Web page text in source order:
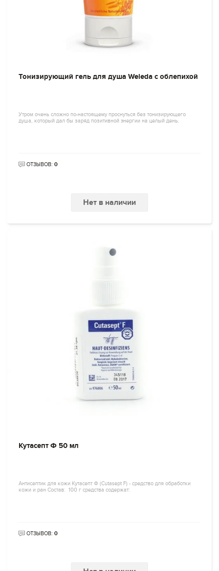
Тонизирующий гель для душа Weleda с облепихой
Утром очень сложно по-настоящему проснуться без тонизирующего
душа, который дал бы заряд позитивной энергии на целый день.
ОТЗЫВОВ: 0
Нет в наличии
Кутасепт Ф 50 мл
Антисептик для кожи Кутасепт Ф (Cutasept F) - средство для обработки
кожи и ран Состав: 100 г средства содержат:
ОТЗЫВОВ: 0